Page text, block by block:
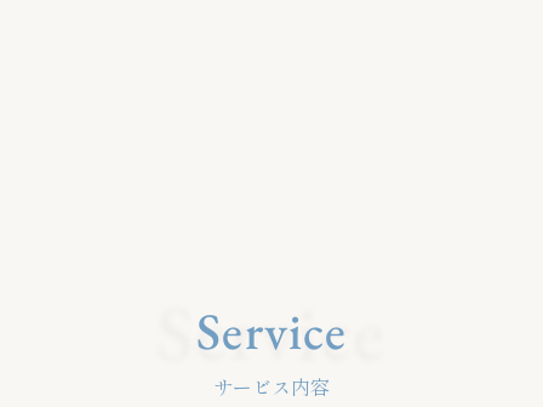
Service
Service
サービス内容